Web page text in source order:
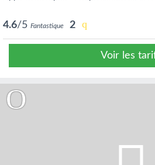
4.6/5 Fantastique 2
Voir les